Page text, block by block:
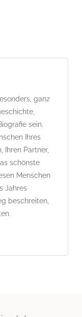
ganz
sein.
Ihres
Ihren Partner,
schönste
Menschen
Jahres
beschreiten,